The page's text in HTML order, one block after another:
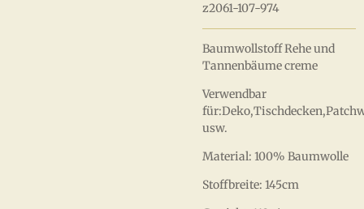
z2061-107-974
Baumwollstoff Rehe und
Tannenbäume creme
Verwendbar
usw.
Material: 100% Baumwolle
Stoffbreite: 145cm